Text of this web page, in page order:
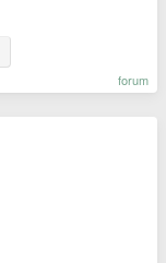
forum